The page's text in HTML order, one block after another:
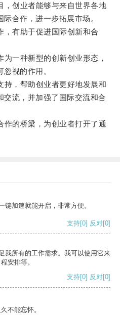
创业者能够与来自世界各地
合作，进一步拓展市场。
有助于促进国际创新和合
一种新型的创新创业形态，
视的作用。
，帮助创业者更好地发展和
交流，并加强了国际交流和合
的桥梁，为创业者打开了通
键加速就能开启，非常方便。
支持[0] 反对[0]
我所有的工作需求。我可以使用它来
安排等。
支持[0] 反对[0]
不能忘怀。